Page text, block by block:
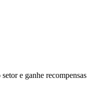
e ganhe recompensas